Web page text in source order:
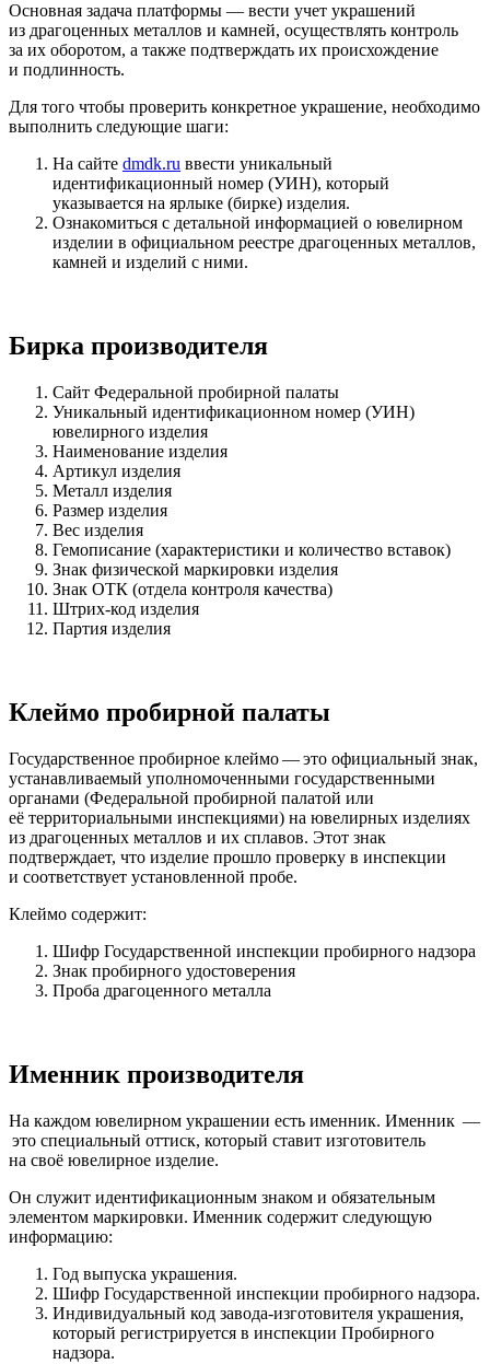
Основная задача платформы — вести учет украшений
из драгоценных металлов и камней, осуществлять контроль
за их оборотом, а также подтверждать их происхождение
и подлинность.
Для того чтобы проверить конкретное украшение, необходимо
выполнить следующие шаги:
На сайте dmdk.ru ввести уникальный
идентификационный номер (УИН), который
указывается на ярлыке (бирке) изделия.
Ознакомиться с детальной информацией о ювелирном
изделии в официальном реестре драгоценных металлов,
камней и изделий с ними.
Бирка производителя
Сайт Федеральной пробирной палаты
Уникальный идентификационном номер (УИН)
ювелирного изделия
Наименование изделия
Артикул изделия
Металл изделия
Размер изделия
Вес изделия
Гемописание (характеристики и количество вставок)
Знак физической маркировки изделия
Знак ОТК (отдела контроля качества)
Штрих-код изделия
Партия изделия
Клеймо пробирной палаты
Государственное пробирное клеймо — это официальный знак,
устанавливаемый уполномоченными государственными
органами (Федеральной пробирной палатой или
её территориальными инспекциями) на ювелирных изделиях
из драгоценных металлов и их сплавов. Этот знак
подтверждает, что изделие прошло проверку в инспекции
и соответствует установленной пробе.
Клеймо содержит:
Шифр Государственной инспекции пробирного надзора
Знак пробирного удостоверения
Проба драгоценного металла
Именник производителя
На каждом ювелирном украшении есть именник. Именник —
это специальный оттиск, который ставит изготовитель
на своё ювелирное изделие.
Он служит идентификационным знаком и обязательным
элементом маркировки. Именник содержит следующую
информацию:
Год выпуска украшения.
Шифр Государственной инспекции пробирного надзора.
Индивидуальный код завода-изготовителя украшения,
который регистрируется в инспекции Пробирного
надзора.